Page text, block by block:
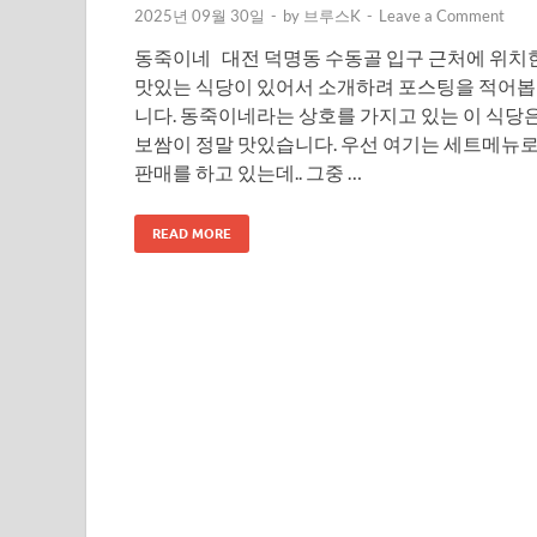
2025년 09월 30일 - by 브루스K - Leave a Comment
동죽이네 대전 덕명동 수동골 입구 근처에 위치
맛있는 식당이 있어서 소개하려 포스팅을 적어봅
니다. 동죽이네라는 상호를 가지고 있는 이 식당은
보쌈이 정말 맛있습니다. 우선 여기는 세트메뉴로
판매를 하고 있는데.. 그중 …
READ MORE